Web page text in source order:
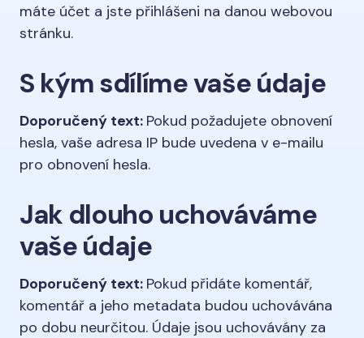
máte účet a jste přihlášeni na danou webovou
stránku.
S kým sdílíme vaše údaje
Doporučený text: Pokud požadujete obnovení
hesla, vaše adresa IP bude uvedena v e-mailu
pro obnovení hesla.
Jak dlouho uchováváme
vaše údaje
Doporučený text: Pokud přidáte komentář,
komentář a jeho metadata budou uchovávána
po dobu neurčitou. Údaje jsou uchovávány za